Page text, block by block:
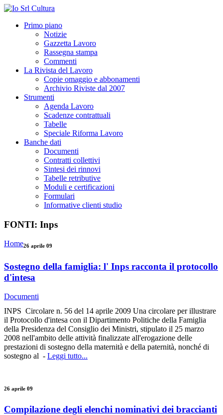
Primo piano
Notizie
Gazzetta Lavoro
Rassegna stampa
Commenti
La Rivista del Lavoro
Copie omaggio e abbonamenti
Archivio Riviste dal 2007
Strumenti
Agenda Lavoro
Scadenze contrattuali
Tabelle
Speciale Riforma Lavoro
Banche dati
Documenti
Contratti collettivi
Sintesi dei rinnovi
Tabelle retributive
Moduli e certificazioni
Formulari
Informative clienti studio
FONTI: Inps
Home26 aprile 09
Sostegno della famiglia: l' Inps racconta il protocollo
d'intesa
Documenti
INPS Circolare n. 56 del 14 aprile 2009 Una circolare per illustrare
il Protocollo d'intesa con il Dipartimento Politiche della Famiglia
della Presidenza del Consiglio dei Ministri, stipulato il 25 marzo
2008 nell'ambito delle attività finalizzate all'erogazione delle
prestazioni di sostegno della maternità e della paternità, nonché di
sostegno al - Leggi tutto...
26 aprile 09
Compilazione degli elenchi nominativi dei braccianti